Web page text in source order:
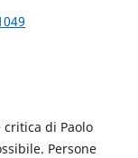
critica di Paolo
Persone